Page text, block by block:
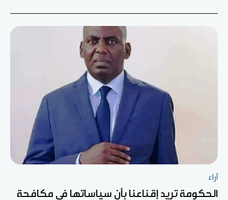
آراء
الحكومة تريد إقناعنا بأن سياساتها في مكافحة